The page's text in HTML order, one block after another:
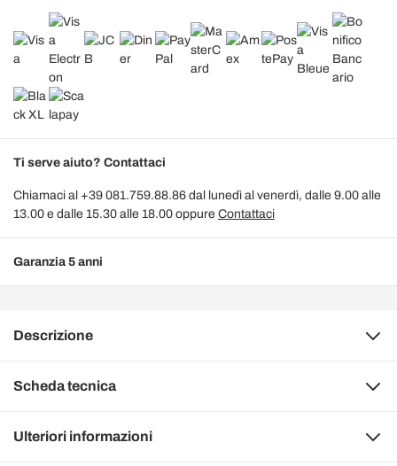
Ti serve aiuto? Contattaci
Chiamaci al +39 081.759.88.86 dal lunedì al venerdì, dalle 9.00 alle
13.00 e dalle 15.30 alle 18.00 oppure Contattaci
Garanzia 5 anni
Descrizione
Scheda tecnica
Ulteriori informazioni